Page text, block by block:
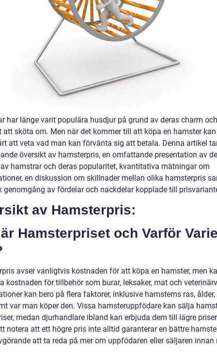
har länge varit populära husdjur på grund av deras charm och
att sköta om. Men när det kommer till att köpa en hamster
att veta vad man kan förvänta sig att betala. Denna artikel
översikt av hamsterpris, en omfattande presentation av
hamstrar och deras popularitet, kvantitativa mätningar om
en diskussion om skillnader mellan olika hamsterpris
genomgång av fördelar och nackdelar kopplade till
av Hamsterpris:
Hamsterpriset och Varför
avser vanligtvis kostnaden för att köpa en hamster, men
kostnaden för tillbehör som burar, leksaker, mat och
kan bero på flera faktorer, inklusive hamsterns ras,
var man köper den. Vissa hamsteruppfödare kan sälja
medan djurhandlare ibland kan erbjuda dem till lägre
notera att ett högre pris inte alltid garanterar en bättre
att ta reda på mer om uppfödaren eller säljaren innan